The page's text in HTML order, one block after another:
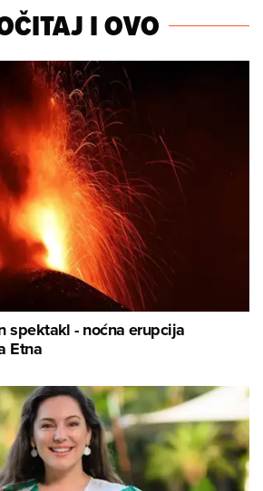
I OVO
spektakl - noćna erupcija
Etna